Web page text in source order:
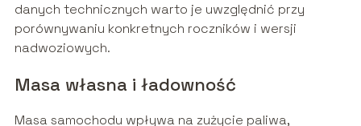
danych technicznych warto je uwzględnić przy
porównywaniu konkretnych roczników i wersji
nadwoziowych.
Masa własna i ładowność
Masa samochodu wpływa na zużycie paliwa,